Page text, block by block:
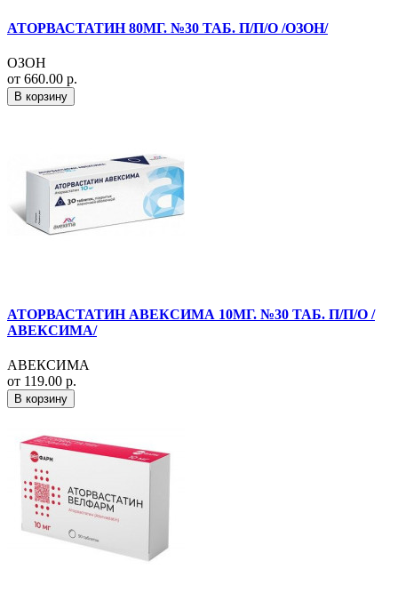
АТОРВАСТАТИН 80МГ. №30 ТАБ. П/П/О /ОЗОН/
ОЗОН
от 660.00 р.
В корзину
АТОРВАСТАТИН АВЕКСИМА 10МГ. №30 ТАБ. П/П/О /
АВЕКСИМА/
АВЕКСИМА
от 119.00 р.
В корзину